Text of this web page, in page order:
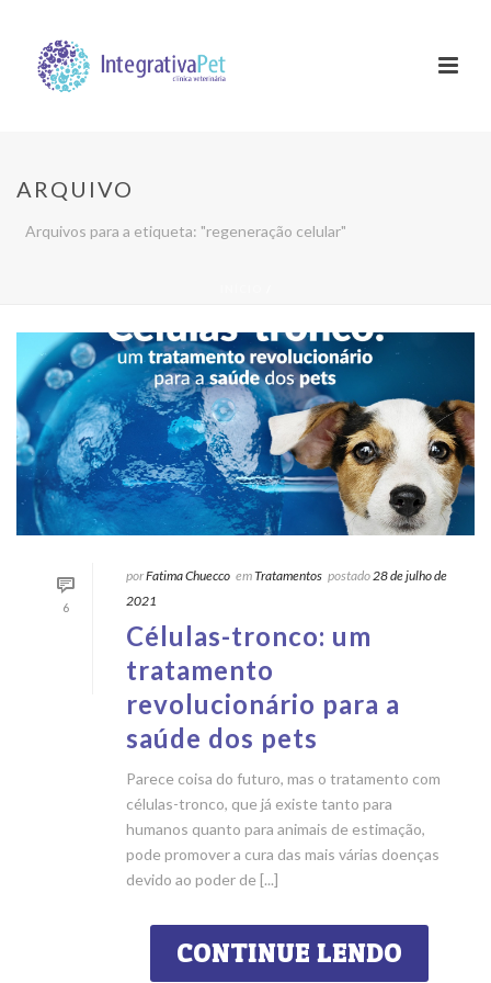
ARQUIVO
Arquivos para a etiqueta: "regeneração celular"
6
porFatima Chuecco emTratamentos postado 28 de julho de
2021
Células-tronco: um
tratamento
revolucionário para a
saúde dos pets
Parece coisa do futuro, mas o tratamento com
células-tronco, que já existe tanto para
humanos quanto para animais de estimação,
pode promover a cura das mais várias doenças
devido ao poder de [...]
CONTINUE LENDO